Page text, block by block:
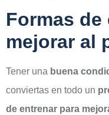
Formas de
mejorar al
Tener una buena
conviertas en todo un
de entrenar para